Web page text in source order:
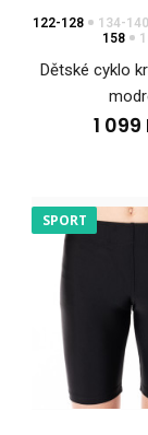
122-128 134-140
158
Dětské cyklo
1 099
SPORT